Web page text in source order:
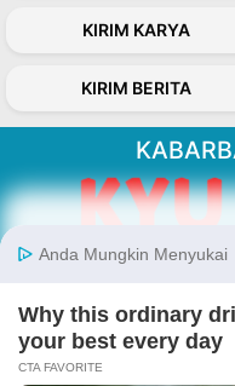
KIRIM KARYA
KIRIM BERITA
inspiratif